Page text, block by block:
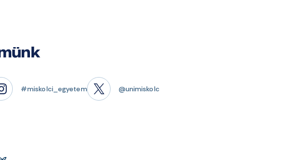
#miskolci_egyetem @unimiskolc